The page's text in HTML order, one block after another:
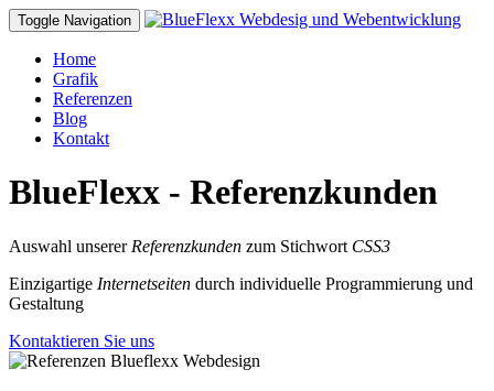
Toggle Navigation
Home
Grafik
Referenzen
Blog
Kontakt
BlueFlexx - Referenzkunden
Auswahl unserer Referenzkunden zum Stichwort CSS3
Einzigartige Internetseiten durch individuelle Programmierung und
Gestaltung
Kontaktieren Sie uns